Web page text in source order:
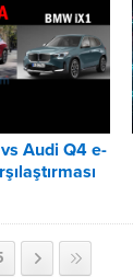
Audi Q4 e-